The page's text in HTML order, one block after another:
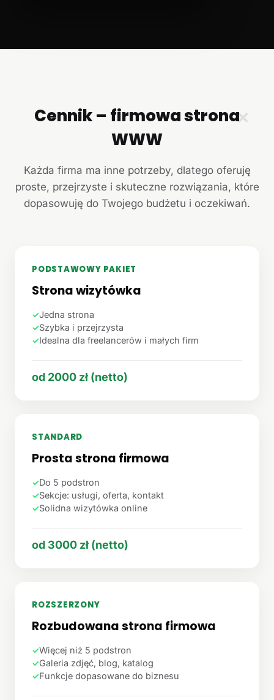
✕
Cennik – firmowa strona
WWW
Każda firma ma inne potrzeby, dlatego oferuję
proste, przejrzyste i skuteczne rozwiązania, które
dopasowuję do Twojego budżetu i oczekiwań.
PODSTAWOWY PAKIET
Strona wizytówka
✓Jedna strona
✓Szybka i przejrzysta
✓Idealna dla freelancerów i małych firm
od 2000 zł (netto)
STANDARD
Prosta strona firmowa
✓Do 5 podstron
✓Sekcje: usługi, oferta, kontakt
✓Solidna wizytówka online
od 3000 zł (netto)
ROZSZERZONY
Rozbudowana strona firmowa
✓Więcej niż 5 podstron
✓Galeria zdjęć, blog, katalog
✓Funkcje dopasowane do biznesu